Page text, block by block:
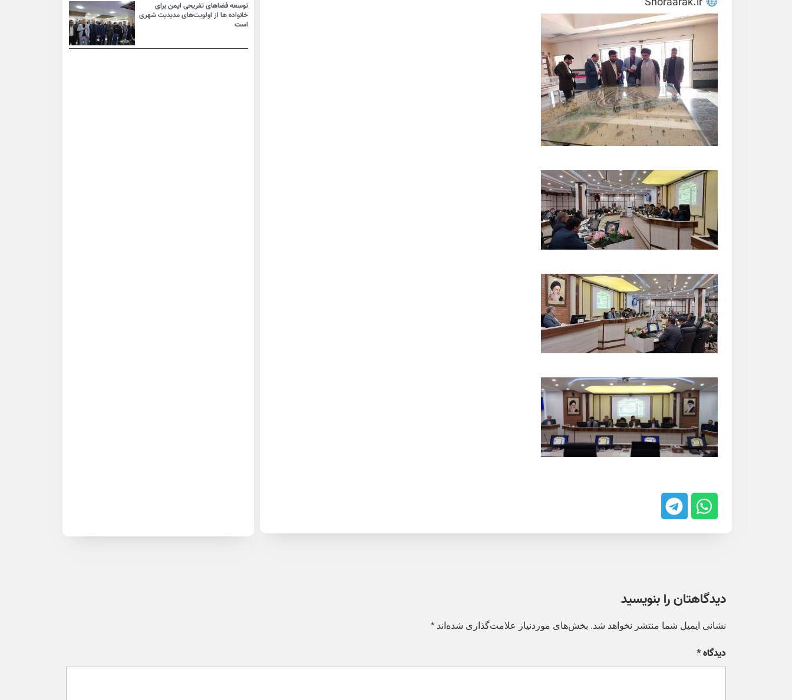
توسعه فضاهای تفریحی ایمن برای
خانواده ها از اولویت‌های مدیدیت شهری
است
دیدگاهتان را بنویسید
نشانی ایمیل شما منتشر نخواهد شد. بخش‌های موردنیاز علامت‌گذاری شده‌اند *
دیدگاه*